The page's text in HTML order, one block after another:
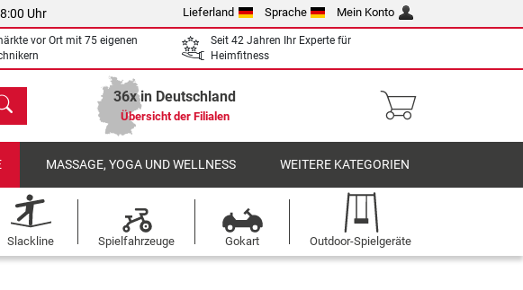
Uhr Lieferland Sprache Mein Konto
vor Ort mit 75 eigenen
Seit 42 Jahren Ihr Experte für
Heimfitness
36x in Deutschland
Übersicht der Filialen
MASSAGE, YOGA UND WELLNESS WEITERE KATEGORIEN
Slackline Spielfahrzeuge Gokart Outdoor-Spielgeräte